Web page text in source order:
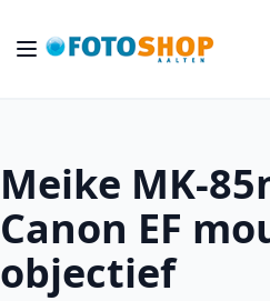
Toggle Nav
Meike MK-
Canon EF
objectief